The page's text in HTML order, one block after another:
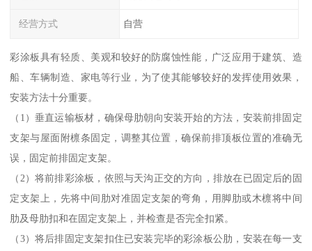
经营方式 自营
彩涂板具有轻质、美观和较好的防腐蚀性能，广泛应用于建筑、造
船、车辆制造、家电等行业，为了使其能够较好的发挥使用效果，
安装方法十分重要。
（1）垂直运输板材，确保母肋朝向安装开始的方法，安装前排固定
支架与屋面附檩条固定，调整其位置，确保前排顶板位置的准确无
误，固定前排固定支架。
（2）将前排彩涂板，依照与天沟正交的方向，排放在已固定后的固
定支架上，先将中间肋对准固定支架的弯角，用脚肋或木檩将中间
肋及母肋扣和在固定支架上，并检查是否完全扣紧。
（3）将后排固定支架扣住已安装完毕的彩涂板公肋，安装在每一支